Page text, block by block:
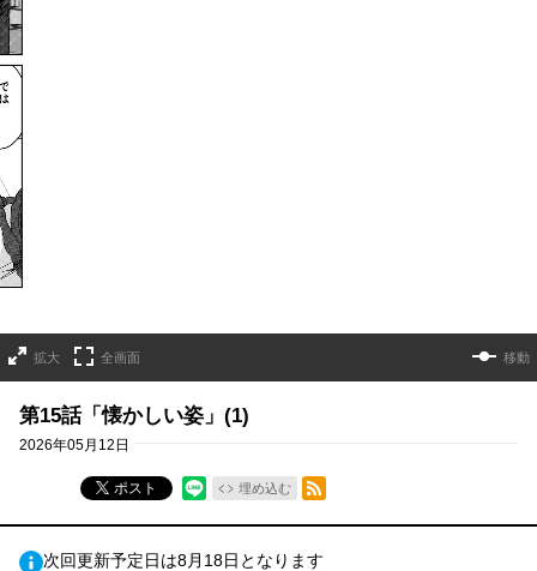
拡大 全画面 移動
第15話「懐かしい姿」(1)
2026年05月12日
ポスト 埋め込む
RSSフィード
次回更新予定日は8月18日となります